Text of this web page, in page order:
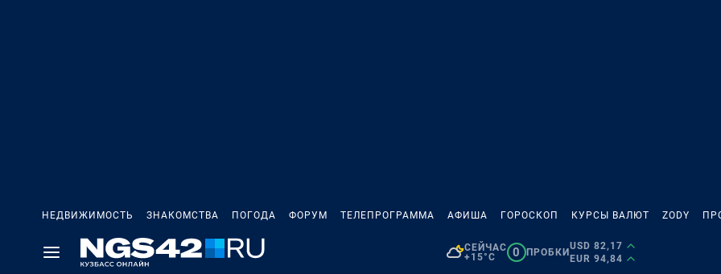
НЕДВИЖИМОСТЬ ЗНАКОМСТВА ПОГОДА ФОРУМ ТЕЛЕПРОГРАММА АФИША ГОРОСКОП КУРСЫ ВАЛЮТ ZODY
СЕЙЧАС
+15°C
0 ПРОБКИ
USD 82,17
EUR 94,84